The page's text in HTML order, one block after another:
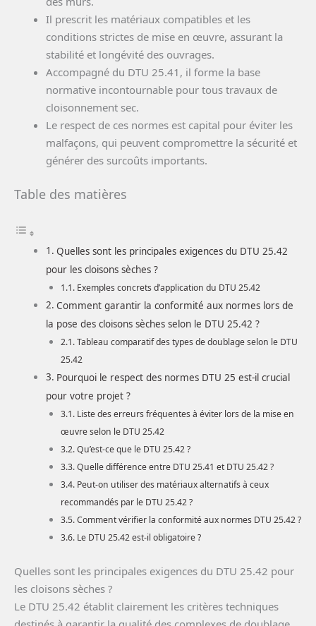
Il prescrit les matériaux compatibles et les
conditions strictes de mise en œuvre, assurant la
stabilité et longévité des ouvrages.
Accompagné du DTU 25.41, il forme la base
normative incontournable pour tous travaux de
cloisonnement sec.
Le respect de ces normes est capital pour éviter les
malfaçons, qui peuvent compromettre la sécurité et
générer des surcoûts importants.
Table des matières
Quelles sont les principales exigences du DTU 25.42
pour les cloisons sèches ?
Exemples concrets d’application du DTU 25.42
Comment garantir la conformité aux normes lors de
la pose des cloisons sèches selon le DTU 25.42 ?
Tableau comparatif des types de doublage selon le DTU
25.42
Pourquoi le respect des normes DTU 25 est-il crucial
pour votre projet ?
Liste des erreurs fréquentes à éviter lors de la mise en
œuvre selon le DTU 25.42
Qu’est-ce que le DTU 25.42 ?
Quelle différence entre DTU 25.41 et DTU 25.42 ?
Peut-on utiliser des matériaux alternatifs à ceux
recommandés par le DTU 25.42 ?
Comment vérifier la conformité aux normes DTU 25.42 ?
Le DTU 25.42 est-il obligatoire ?
Quelles sont les principales exigences du DTU 25.42 pour
les cloisons sèches ?
Le DTU 25.42 établit clairement les critères techniques